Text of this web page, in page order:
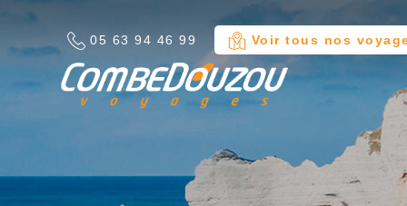
05 63 94 46 99 Voir tous nos
add_circle_outline